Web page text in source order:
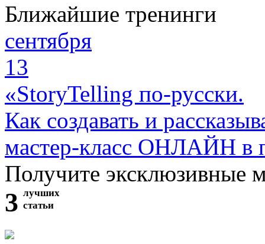
Ближайшие тренинги
сентября
13
«StoryTelling по-русски.
Как создавать и
мастер-класс ОНЛАЙН в
Получите эксклюзивные
3 лучших
статьи